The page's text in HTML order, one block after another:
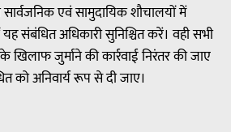
एवं सामुदायिक शौचालयों में
संबंधित अधिकारी सुनिश्चित करें। वही सभी
खिलाफ जुर्माने की कार्रवाई निरंतर की जाए
को अनिवार्य रूप से दी जाए।